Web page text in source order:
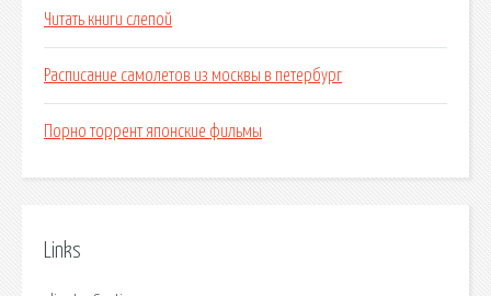
Читать книги слепой
Расписание самолетов из москвы в петербург
Порно торрент японские фильмы
Links